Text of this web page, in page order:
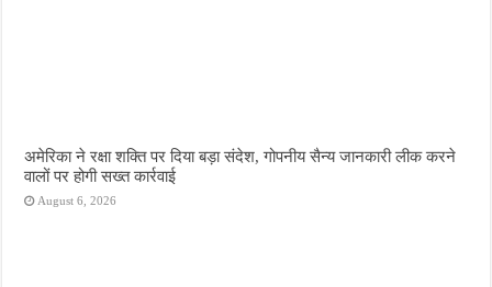
अमेरिका ने रक्षा शक्ति पर दिया बड़ा संदेश, गोपनीय सैन्य जानकारी लीक करने
वालों पर होगी सख्त कार्रवाई
August 6, 2026